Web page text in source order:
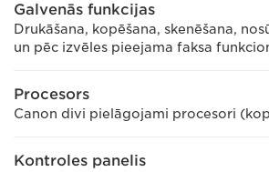
Galvenās funkcijas
Drukāšana, kopēšana, skenēšana,
un pēc izvēles pieejama faksa
Procesors
Canon divi pielāgojami procesori
Kontroles panelis